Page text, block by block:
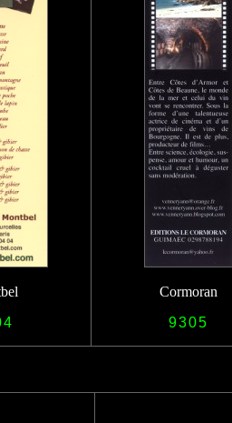
Cormoran
9305